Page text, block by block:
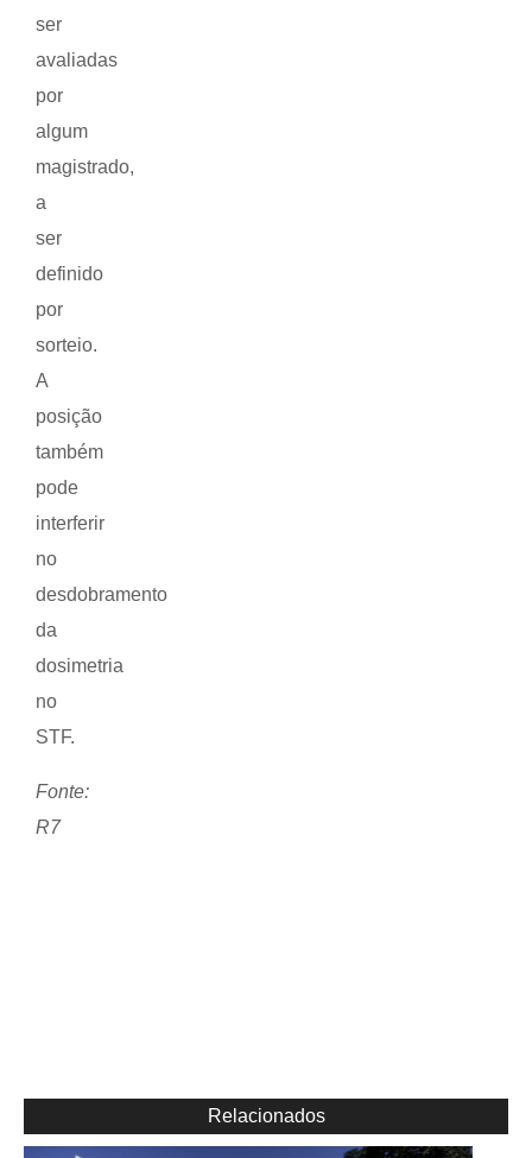
ser
avaliadas
por
algum
magistrado,
a
ser
definido
por
sorteio.
A
posição
também
pode
interferir
no
desdobramento
da
dosimetria
no
STF.
Fonte:
R7
Relacionados